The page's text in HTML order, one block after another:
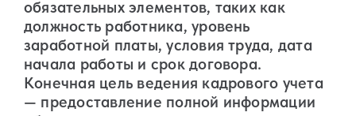
обязательных элементов, таких как
должность работника, уровень
заработной платы, условия труда, дата
начала работы и срок договора.
Конечная цель ведения кадрового учета
— предоставление полной информации